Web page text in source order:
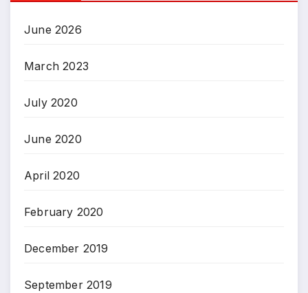
June 2026
March 2023
July 2020
June 2020
April 2020
February 2020
December 2019
September 2019